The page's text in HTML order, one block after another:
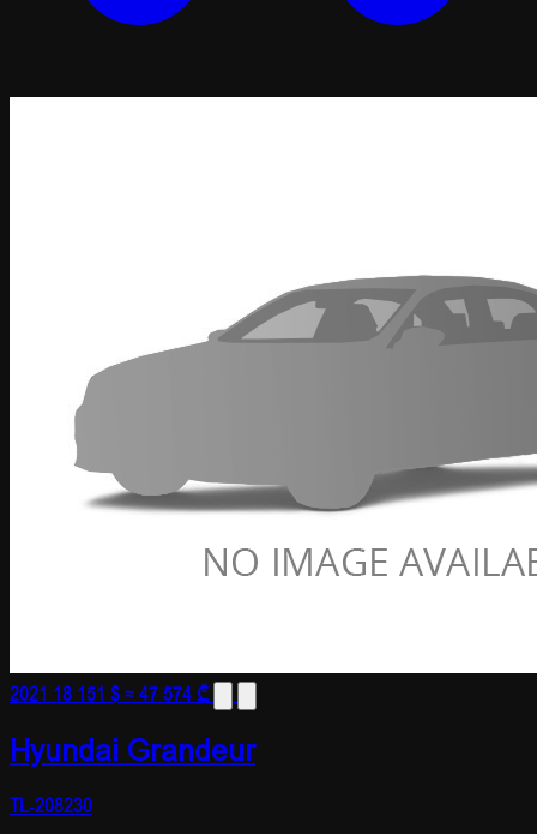
2021 18 151 $≈ 47 574 ₾
Hyundai Grandeur
TL-208230